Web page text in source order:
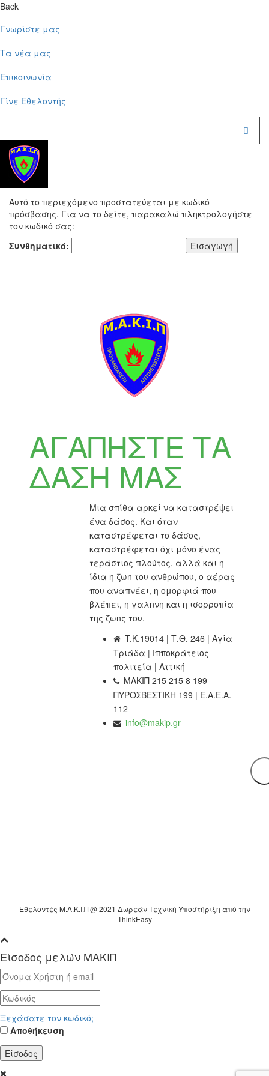
Back
Γνωρίστε μας
Τα νέα μας
Επικοινωνία
Γίνε Εθελοντής
Αυτό το περιεχόμενο προστατεύεται με κωδικό
πρόσβασης. Για να το δείτε, παρακαλώ πληκτρολογήστε
τον κωδικό σας:
Συνθηματικό:
ΑΓΑΠΗΣΤΕ ΤΑ
ΔΑΣΗ ΜΑΣ
Μια σπίθα αρκεί να καταστρέψει
ένα δάσος. Και όταν
καταστρέφεται το δάσος,
καταστρέφεται όχι μόνο ένας
τεράστιος πλούτος, αλλά και η
ίδια η ζωn του ανθρώπου, ο αέρας
που αναπνέει, η ομορφιά που
βλέπει, η γαλnνη και η ισορροπία
της ζωnς του.
T.K.19014 | Τ.Θ. 246 | Αγία
Τριάδα | Ιπποκράτειος
πολιτεία | Αττική
ΜΑΚΙΠ 215 215 8 199
ΠΥΡΟΣΒΕΣΤΙΚΗ 199 | Ε.Α.Ε.Α.
112
info@makip.gr
Εθελοντές Μ.Α.Κ.Ι.Π @ 2021 Δωρεάν Τεχνική Υποστήριξη από την
ThinkEasy
Είσοδος μελών ΜΑΚΙΠ
Ξεχάσατε τον κωδικό;
Αποθήκευση